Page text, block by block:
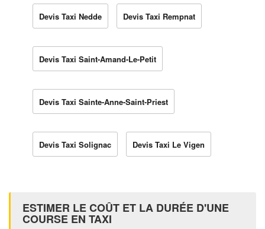
Devis Taxi Nedde Devis Taxi Rempnat
Devis Taxi Saint-Amand-Le-Petit
Devis Taxi Sainte-Anne-Saint-Priest
Devis Taxi Solignac Devis Taxi Le Vigen
ESTIMER LE COÛT ET LA DURÉE D'UNE
COURSE EN TAXI